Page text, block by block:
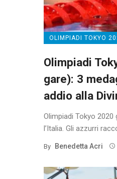
OLIMPIADI TOKYO
Olimpiadi
gare): 3
addio alla
Olimpiadi Tokyo
l’Italia. Gli azzurri
By Benedetta Acri